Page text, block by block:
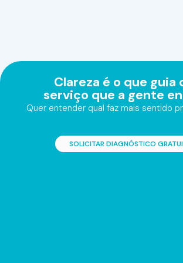
Clareza é o que guia
serviço que a gente
Quer entender qual faz mais sentido
SOLICITAR DIAGNÓSTICO